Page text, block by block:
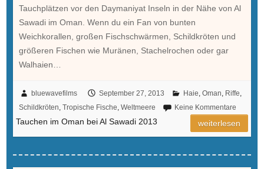
Tauchplätzen vor den Daymaniyat Inseln in der Nähe von Al
Sawadi im Oman. Wenn du ein Fan von bunten
Weichkorallen, großen Fischschwärmen, Schildkröten und
größeren Fischen wie Muränen, Stachelrochen oder gar
Walhaien…
bluewavefilms September 27, 2013 Haie, Oman, Riffe,
Schildkröten, Tropische Fische, Weltmeere Keine Kommentare
Tauchen im Oman bei Al Sawadi 2013 weiterlesen